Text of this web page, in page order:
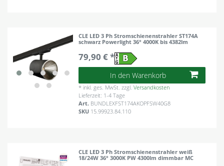
CLE LED 3 Ph Stromschienenstrahler ST174A
schwarz Powerlight 36° 4000K bis 4382lm
79,90 € *
In den Warenkorb
* inkl. ges. MwSt. zzgl.Versandkosten
Lieferzeit: 1-4 Tage
Art. BUNDLEXFST174AKOPFSW40G8
SKU 15.99923.84.110
CLE LED 3 Ph Stromschienenstrahler weiß
18/24W 36° 3000K PW 4300lm dimmbar MC